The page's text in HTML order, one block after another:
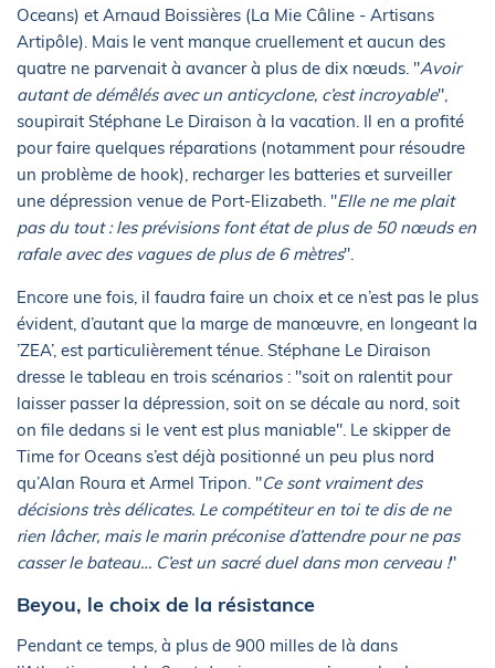
Oceans) et Arnaud Boissières (La Mie Câline - Artisans
Artipôle). Mais le vent manque cruellement et aucun des
quatre ne parvenait à avancer à plus de dix nœuds. "Avoir
autant de démêlés avec un anticyclone, c’est incroyable",
soupirait Stéphane Le Diraison à la vacation. Il en a profité
pour faire quelques réparations (notamment pour résoudre
un problème de hook), recharger les batteries et surveiller
une dépression venue de Port-Elizabeth. "Elle ne me plait
pas du tout : les prévisions font état de plus de 50 nœuds en
rafale avec des vagues de plus de 6 mètres".
Encore une fois, il faudra faire un choix et ce n’est pas le plus
évident, d’autant que la marge de manœuvre, en longeant la
’ZEA’, est particulièrement ténue. Stéphane Le Diraison
dresse le tableau en trois scénarios : "soit on ralentit pour
laisser passer la dépression, soit on se décale au nord, soit
on file dedans si le vent est plus maniable". Le skipper de
Time for Oceans s’est déjà positionné un peu plus nord
qu’Alan Roura et Armel Tripon. "Ce sont vraiment des
décisions très délicates. Le compétiteur en toi te dis de ne
rien lâcher, mais le marin préconise d’attendre pour ne pas
casser le bateau… C’est un sacré duel dans mon cerveau !"
Beyou, le choix de la résistance
Pendant ce temps, à plus de 900 milles de là dans